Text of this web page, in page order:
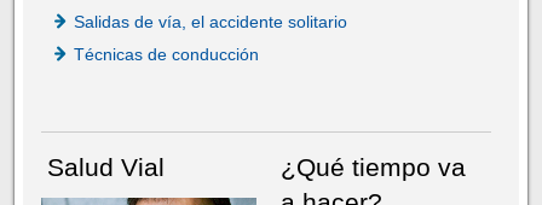
Salidas de vía, el accidente solitario
Técnicas de conducción
Salud Vial
¿Qué tiempo va